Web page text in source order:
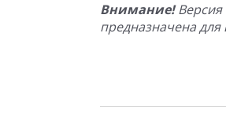
Внимание!Версия
предназначена